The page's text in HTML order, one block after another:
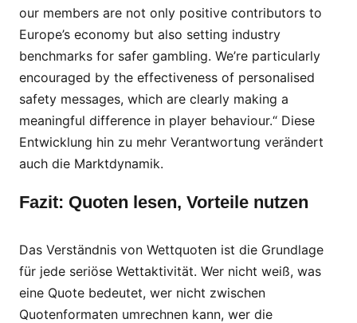
our members are not only positive contributors to
Europe’s economy but also setting industry
benchmarks for safer gambling. We’re particularly
encouraged by the effectiveness of personalised
safety messages, which are clearly making a
meaningful difference in player behaviour.“ Diese
Entwicklung hin zu mehr Verantwortung verändert
auch die Marktdynamik.
Fazit: Quoten lesen, Vorteile nutzen
Das Verständnis von Wettquoten ist die Grundlage
für jede seriöse Wettaktivität. Wer nicht weiß, was
eine Quote bedeutet, wer nicht zwischen
Quotenformaten umrechnen kann, wer die